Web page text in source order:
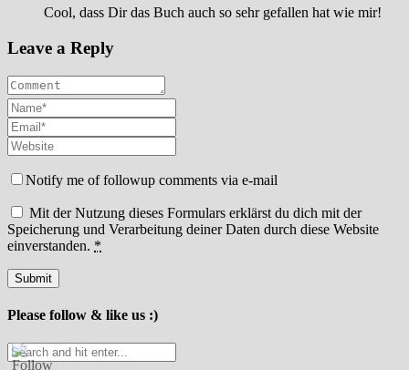
Cool, dass Dir das Buch auch so sehr gefallen hat wie mir!
Leave a Reply
Notify me of followup comments via e-mail
Mit der Nutzung dieses Formulars erklärst du dich mit der
Speicherung und Verarbeitung deiner Daten durch diese Website
einverstanden. *
Please follow & like us :)